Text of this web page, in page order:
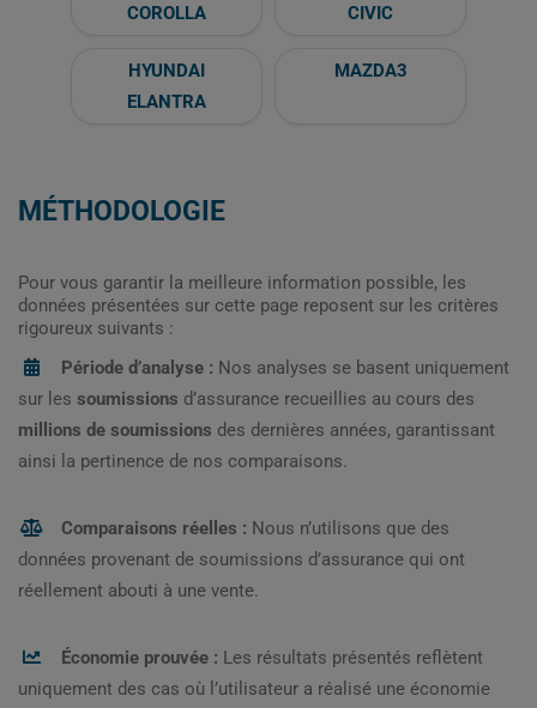
COROLLA CIVIC
HYUNDAI
ELANTRA
MAZDA3
MÉTHODOLOGIE
Pour vous garantir la meilleure information possible, les
données présentées sur cette page reposent sur les critères
rigoureux suivants :
Période d’analyse : Nos analyses se basent uniquement
sur les soumissions d’assurance recueillies au cours des
millions de soumissions des dernières années, garantissant
ainsi la pertinence de nos comparaisons.
Comparaisons réelles : Nous n’utilisons que des
données provenant de soumissions d’assurance qui ont
réellement abouti à une vente.
Économie prouvée : Les résultats présentés reflètent
uniquement des cas où l’utilisateur a réalisé une économie